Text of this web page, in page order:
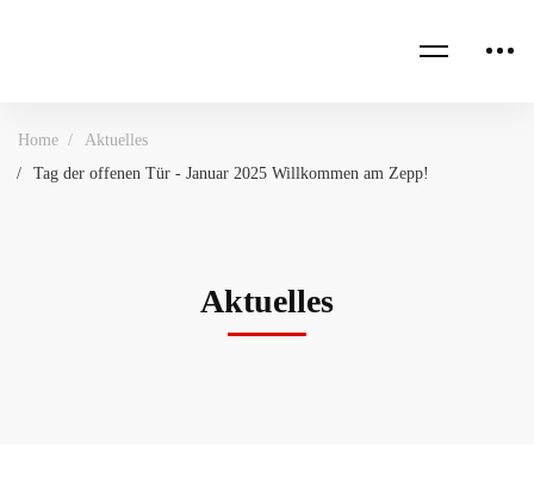
Home
Aktuelles
Tag der offenen Tür - Januar 2025 Willkommen am Zepp!
Aktuelles